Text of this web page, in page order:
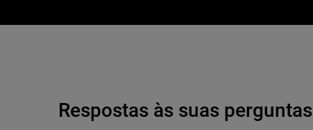
Respostas às suas perguntas